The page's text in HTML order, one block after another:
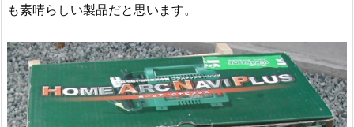
も素晴らしい製品だと思います。